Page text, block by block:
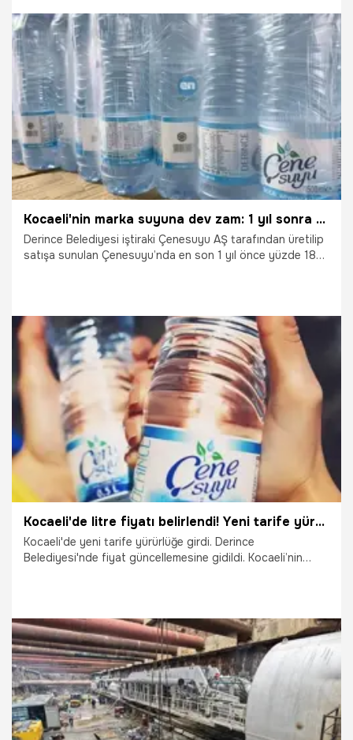
25.02.2026 Kocaeli
Kocaeli'nin marka suyuna dev zam: 1 yıl sonra güncellendi
Derince Belediyesi iştiraki Çenesuyu AŞ tarafından üretilip
satışa sunulan Çenesuyu’nda en son 1 yıl önce yüzde 18
23.02.2026 Kocaeli
Kocaeli'de litre fiyatı belirlendi! Yeni tarife yürürlüğe girdi
Kocaeli'de yeni tarife yürürlüğe girdi. Derince
Belediyesi'nde fiyat güncellemesine gidildi. Kocaeli’nin
18.02.2026 Kocaeli